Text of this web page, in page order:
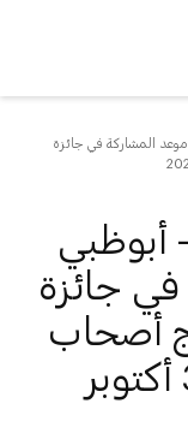
المشاركة في جائزة
أبوظبي
جائزة
أصحاب
الهمم «دمج» حتى 31 أكتوبر